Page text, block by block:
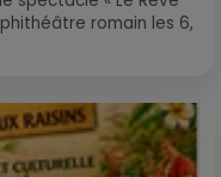
romain les 6,